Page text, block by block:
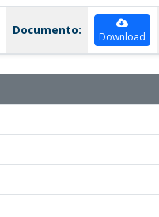
Documento: Download